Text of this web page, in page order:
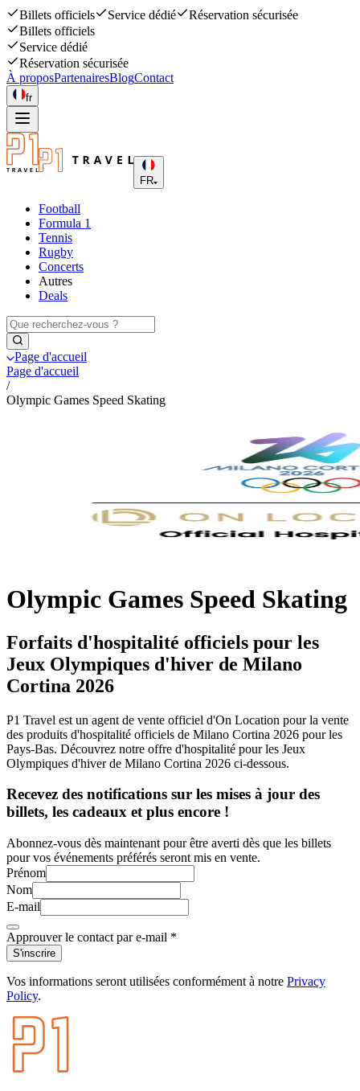
Billets officiels Service dédié
Réservation sécurisée
Billets officiels
Service dédié
Réservation sécurisée
À proposPartenairesBlogContact
fr
FR
Football
Formula 1
Tennis
Rugby
Concerts
Autres
Deals
Page d'accueil
Page d'accueil
/
Olympic Games Speed Skating
Olympic Games Speed Skating
Forfaits d'hospitalité officiels pour les
Jeux Olympiques d'hiver de Milano
Cortina 2026
P1 Travel est un agent de vente officiel d'On Location pour la vente
des produits d'hospitalité officiels de Milano Cortina 2026 pour les
Pays-Bas. Découvrez notre offre d'hospitalité pour les Jeux
Olympiques d'hiver de Milano Cortina 2026 ci-dessous.
Recevez des notifications sur les mises à jour des
billets, les cadeaux et plus encore !
Abonnez-vous dès maintenant pour être averti dès que les billets
pour vos événements préférés seront mis en vente.
Prénom
Nom
E-mail
Approuver le contact par e-mail *
S'inscrire
Vos informations seront utilisées conformément à notre Privacy
Policy.